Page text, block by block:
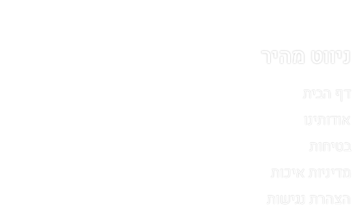
ניווט מהיר
אודותינו
מדיניות איכות